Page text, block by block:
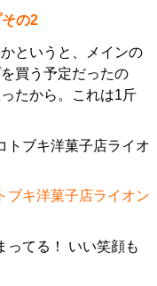
の2
というと、メインの
買う予定だったの
たから。これは1斤
ブキ洋菓子店ライオン